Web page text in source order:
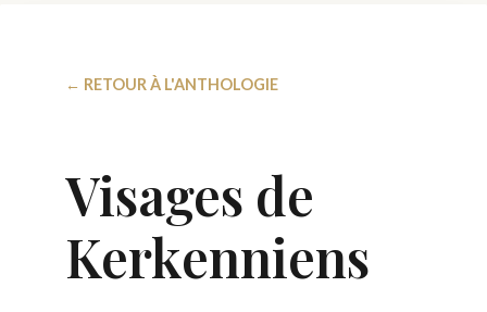
← RETOUR À L'ANTHOLOGIE
Visages de
Kerkenniens